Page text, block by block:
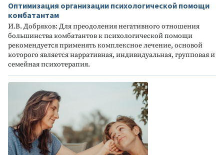
Оптимизация организации психологической помощи
комбатантам
И.В. Добряков: Для преодоления негативного отношения
большинства комбатантов к психологической помощи
рекомендуется применять комплексное лечение, основой
которого является нарративная, индивидуальная, групповая и
семейная психотерапия.